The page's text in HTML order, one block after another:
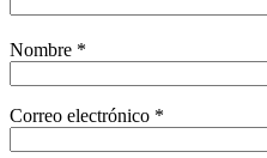
Nombre *
Correo electrónico *